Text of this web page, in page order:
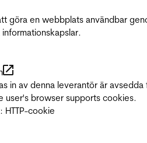
göra en webbplats användbar
in av denna leverantör är
user's browser supports cookies.
: HTTP-cookie